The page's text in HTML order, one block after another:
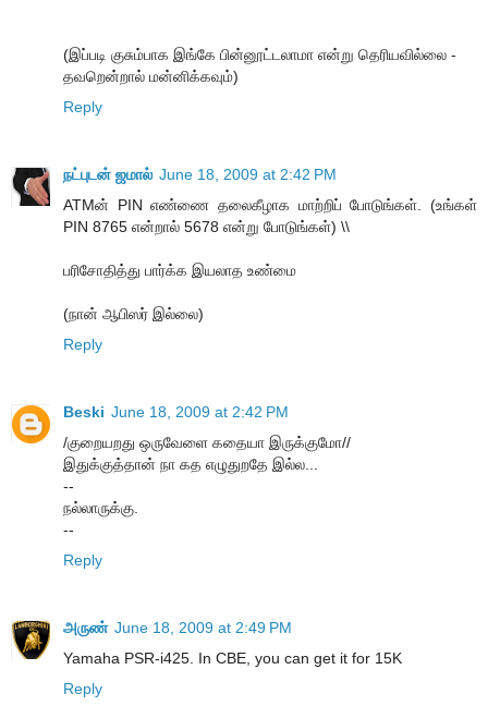
(இப்படி குசும்பாக இங்கே பின்னூட்டலாமா என்று தெரியவில்லை -
தவறென்றால் மன்னிக்கவும்)
Reply
நட்புடன் ஜமால் June 18, 2009 at 2:42 PM
ATMன் PIN எண்ணை தலைகீழாக மாற்றிப் போடுங்கள். (உங்கள்
PIN 8765 என்றால் 5678 என்று போடுங்கள்) \\
பரிசோதித்து பார்க்க இயலாத உண்மை
(நான் ஆபிஸர் இல்லை)
Reply
Beski June 18, 2009 at 2:42 PM
/குறையறது ஒருவேளை கதையா இருக்குமோ//
இதுக்குத்தான் நா கத எழுதுறதே இல்ல...
--
நல்லாருக்கு.
--
Reply
அருண் June 18, 2009 at 2:49 PM
Yamaha PSR-i425. In CBE, you can get it for 15K
Reply